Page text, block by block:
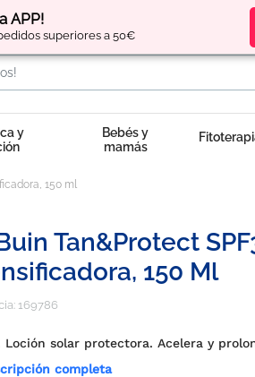
APP!
superiores a 50€
y obtén
y
Bebés y
mamás
150 ml
Tan&Protect
150 Ml
169786
Loción solar protectora. Acelera y
completa